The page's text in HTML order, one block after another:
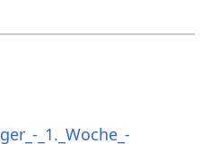
_1._Woche_-